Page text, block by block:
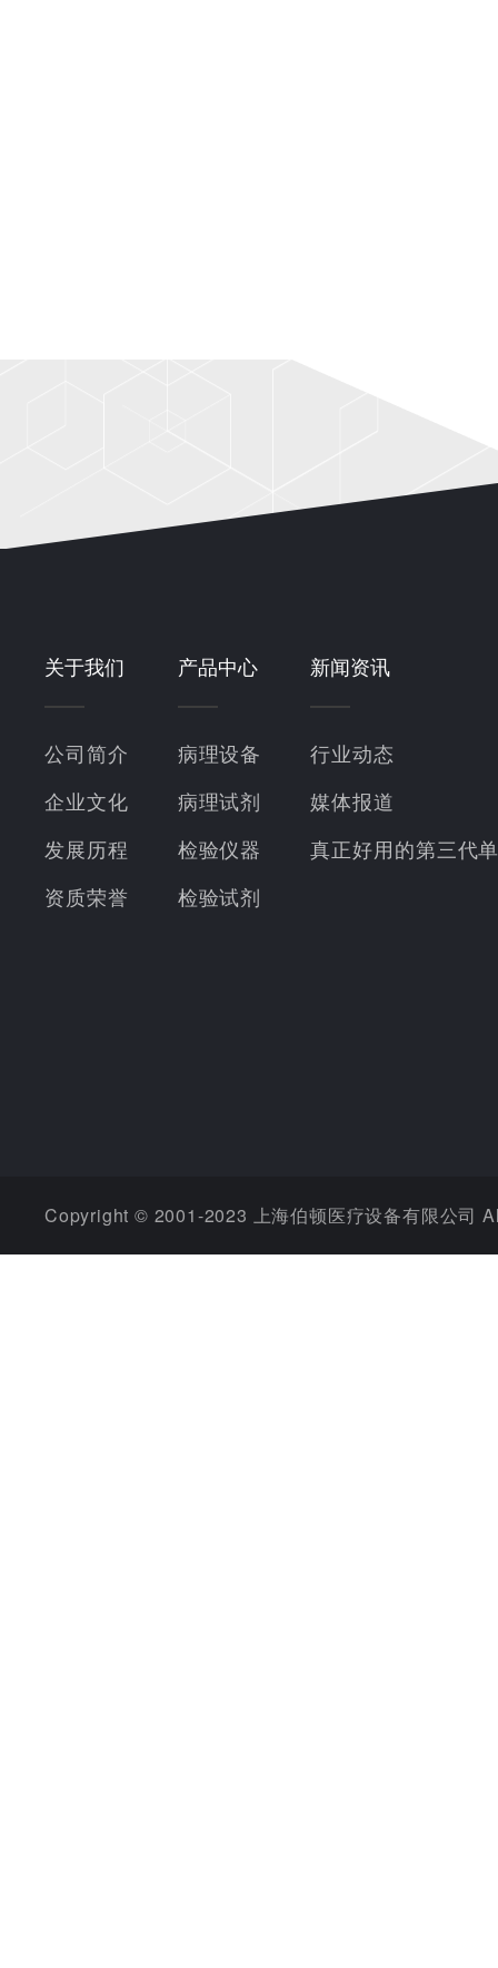
关于我们
公司简介
企业文化
发展历程
资质荣誉
产品中心
病理设备
病理试剂
检验仪器
检验试剂
新闻资讯
行业动态
媒体报道
真正好用的第三代
Copyright © 2001-2023 上海伯顿医疗设备有限公